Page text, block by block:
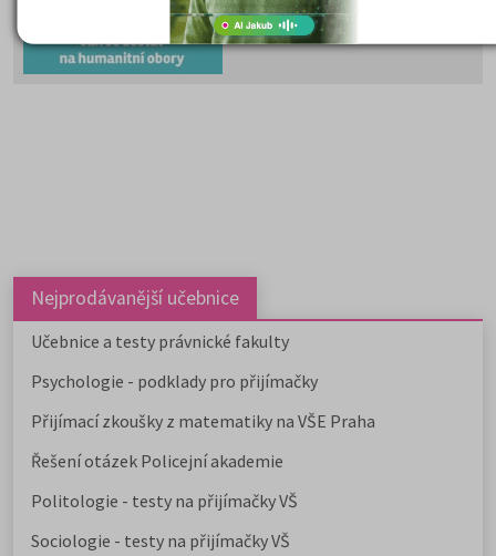
člověka, společnost, kulturu,
vzdělávání i komunikaci.
Psychologii, filozofii, logiku,
dále v nabídce na 9 soukromých
můžete studovat na 9
fakultách, dvou institutech a
vysokých školách od uměleckých
po ekonomické či technické.
Pedagogicky zaměřené obory
nabízejí také soukromé vysoké
školy.
zaměřené obory a
uvádíme v samostatném článku.
Chystáte se na humanitní
Nejprodávanější učebnice
Učebnice a testy právnické fakulty
Psychologie - podklady pro přijímačky
Přijímací zkoušky z matematiky na VŠE Praha
Řešení otázek Policejní akademie
Politologie - testy na přijímačky VŠ
Sociologie - testy na přijímačky VŠ